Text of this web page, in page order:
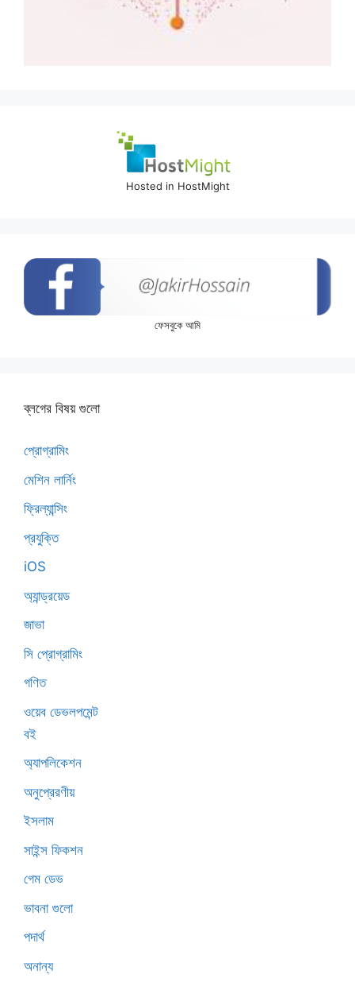
Hosted in HostMight
ফেসবুকে আমি
ব্লগের বিষয় গুলো
প্রোগ্রামিং
মেশিন লার্নিং
ফ্রিল্যান্সিং
প্রযুক্তি
iOS
অ্যান্ড্রয়েড
জাভা
সি প্রোগ্রামিং
গণিত
ওয়েব ডেভলপমেন্ট
বই
অ্যাপলিকেশন
অনুপ্রেরণীয়
ইসলাম
সাইন্স ফিকশন
গেম ডেভ
ভাবনা গুলো
পদার্থ
অনান্য